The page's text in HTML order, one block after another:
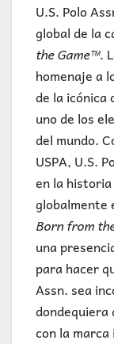
U.S. Polo
global de la
the Game™.
homenaje a
de la icónica
uno de los
del mundo.
USPA, U.S.
en la
globalmente
Born from
una
para hacer
Assn. sea
dondequiera
con la